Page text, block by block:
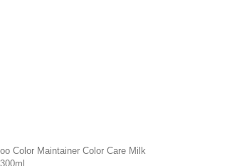
Color Maintainer Color Care Milk